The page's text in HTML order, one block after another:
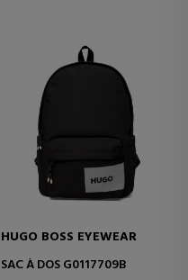
HUGO BOSS EYEWEAR
SAC À DOS G0117709B